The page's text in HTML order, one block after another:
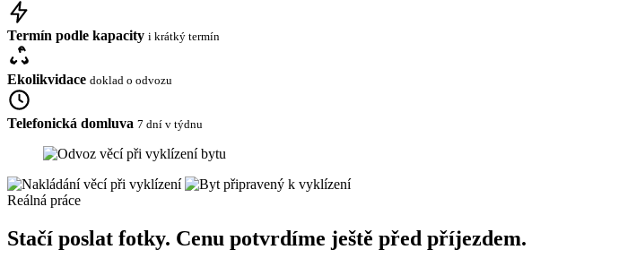
Termín podle kapacity i krátký termín
Ekolikvidace doklad o odvozu
Telefonická domluva 7 dní v týdnu
Reálná práce
Stačí poslat fotky. Cenu potvrdíme ještě před příjezdem.